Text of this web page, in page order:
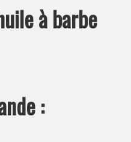
à barbe
: